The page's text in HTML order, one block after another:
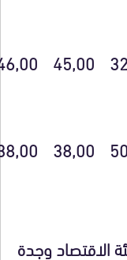
45,00
38,00
الاقتصاد وجدة